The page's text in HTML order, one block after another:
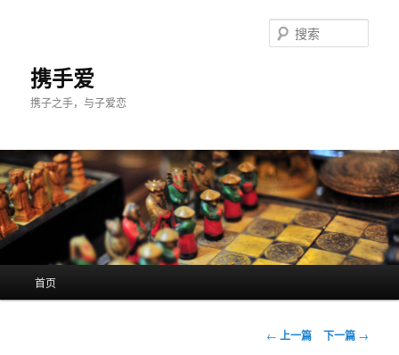
携手爱
携子之手，与子爱恋
索
首页
文
← 上一篇 下一篇 →